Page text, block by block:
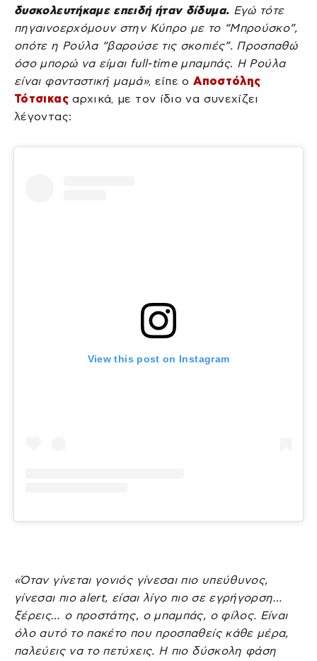
δυσκολευτήκαμε επειδή ήταν δίδυμα. Εγώ τότε
πηγαινοερχόμουν στην Κύπρο με το “Μπρούσκο”,
οπότε η Ρούλα “βαρούσε τις σκοπιές”. Προσπαθώ
όσο μπορώ να είμαι full-time μπαμπάς. Η Ρούλα
είναι φανταστική μαμά», είπε οΑποστόλης
Τότσικαςαρχικά, με τον ίδιο να συνεχίζει
λέγοντας:
View this post on Instagram
«Όταν γίνεται γονιός γίνεσαι πιο υπεύθυνος,
γίνεσαι πιο alert, είσαι λίγο πιο σε εγρήγορση…
ξέρεις… ο προστάτης, ο μπαμπάς, ο φίλος. Είναι
όλο αυτό το πακέτο που προσπαθείς κάθε μέρα,
παλεύεις να το πετύχεις. Η πιο δύσκολη φάση